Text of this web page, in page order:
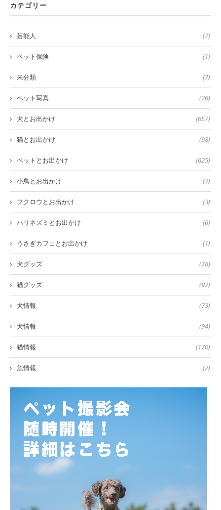
カテゴリー
芸能人 (7)
ペット保険 (1)
未分類 (7)
ペット写真 (26)
犬とお出かけ (657)
猫とお出かけ (98)
ペットとお出かけ (625)
小鳥とお出かけ (7)
フクロウとお出かけ (3)
ハリネズミとお出かけ (6)
うさぎカフェとお出かけ (1)
犬グッズ (78)
猫グッズ (92)
犬情報 (73)
犬情報 (94)
猫情報 (170)
魚情報 (2)